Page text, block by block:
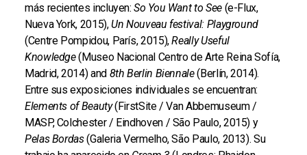
más recientes incluyen:So You Want to See(e-Flux,
Nueva York, 2015), Un Nouveau festival: Playground
(Centre Pompidou, París, 2015),Really Useful
Knowledge(Museo Nacional Centro de Arte Reina Sofía,
Madrid, 2014) and 8th Berlin Biennale(Berlín, 2014).
Entre sus exposiciones individuales se encuentran:
Elements of Beauty(FirstSite / Van Abbemuseum /
MASP, Colchester / Eindhoven / São Paulo, 2015) y
Pelas Bordas(Galeria Vermelho, São Paulo, 2013). Su